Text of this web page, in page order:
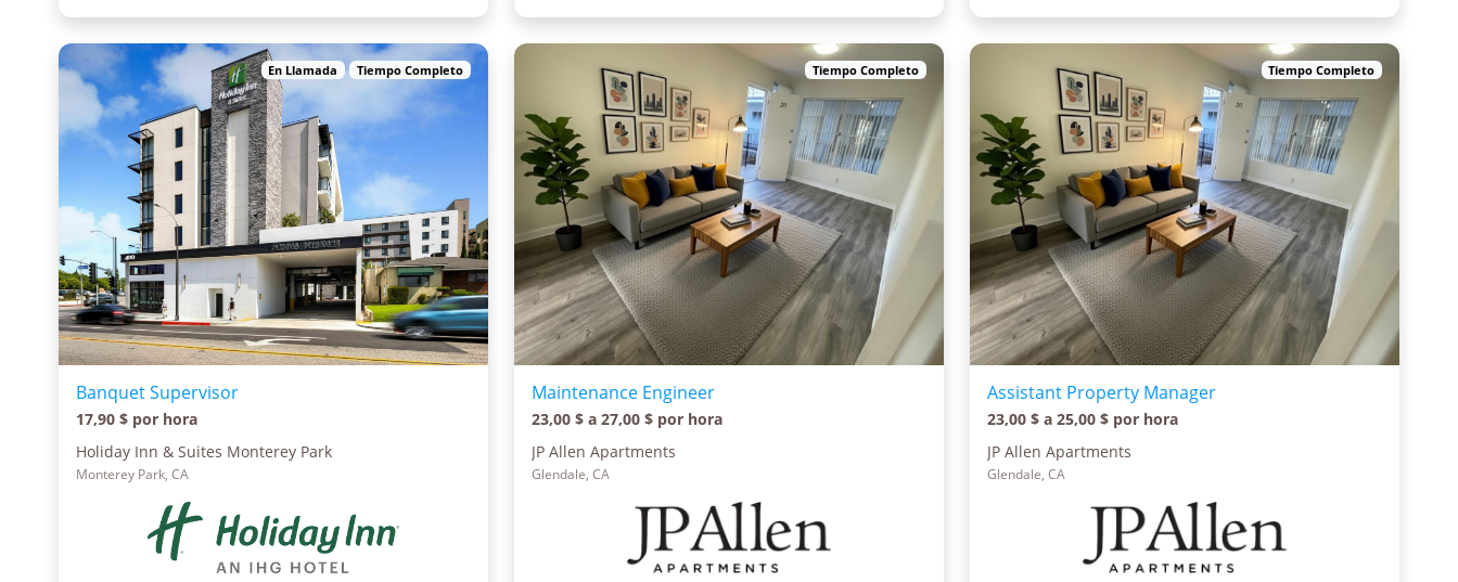
En Llamada Tiempo Completo
Banquet Supervisor
17,90 $ por hora
Holiday Inn & Suites Monterey Park
Monterey Park, CA
Tiempo Completo
Maintenance Engineer
23,00 $ a 27,00 $ por hora
JP Allen Apartments
Glendale, CA
Tiempo Completo
Assistant Property Manager
23,00 $ a 25,00 $ por hora
JP Allen Apartments
Glendale, CA